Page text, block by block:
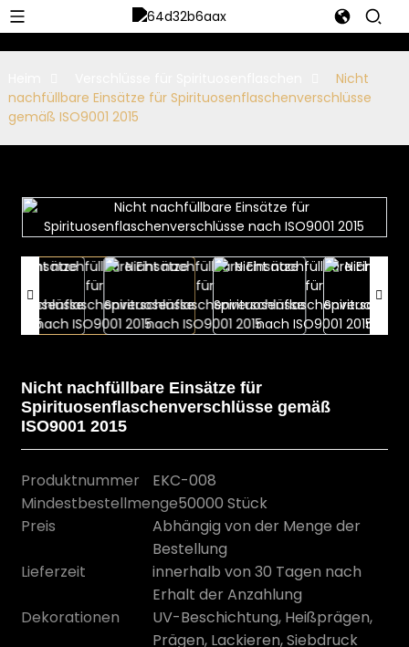
Nicht
nachfüllbare Einsätze für Spirituosenflaschenverschlüsse
gemäß ISO9001 2015
Nicht nachfüllbare Einsätze für
Spirituosenflaschenverschlüsse gemäß
ISO9001 2015
Produktnummer
EKC-008
Mindestbestellmenge50000 Stück
Preis
Abhängig von der Menge der
Bestellung
Lieferzeit
innerhalb von 30 Tagen nach
Erhalt der Anzahlung
Dekorationen
UV-Beschichtung, Heißprägen,
Prägen, Lackieren, Siebdruck